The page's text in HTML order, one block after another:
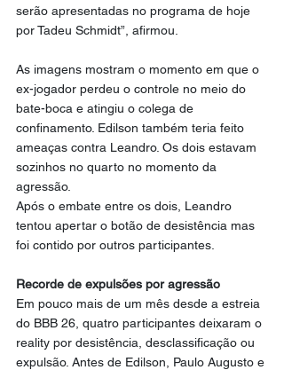
serão apresentadas no programa de hoje
por Tadeu Schmidt”, afirmou.
As imagens mostram o momento em que o
ex-jogador perdeu o controle no meio do
bate-boca e atingiu o colega de
confinamento. Edilson também teria feito
ameaças contra Leandro. Os dois estavam
sozinhos no quarto no momento da
agressão.
Após o embate entre os dois, Leandro
tentou apertar o botão de desistência mas
foi contido por outros participantes.
Recorde de expulsões por agressão
Em pouco mais de um mês desde a estreia
do BBB 26, quatro participantes deixaram o
reality por desistência, desclassificação ou
expulsão. Antes de Edilson, Paulo Augusto e